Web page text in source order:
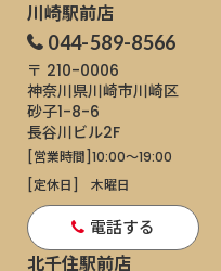
川崎駅前店
044-589-8566
〒 210-0006
神奈川県川崎市川崎区
砂子1-8-6
長谷川ビル2F
[営業時間]10:00～19:00
[定休日]
木曜日
電話する
北千住駅前店